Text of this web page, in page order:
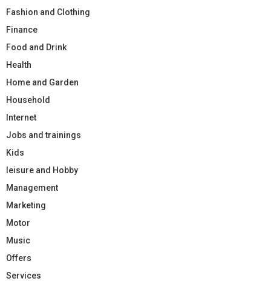
Fashion and Clothing
Finance
Food and Drink
Health
Home and Garden
Household
Internet
Jobs and trainings
Kids
leisure and Hobby
Management
Marketing
Motor
Music
Offers
Services